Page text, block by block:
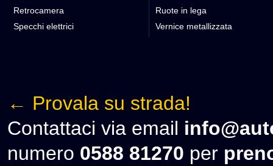
Retrocamera
Ruote in lega
Specchi elettrici
Vernice metallizzata
← Provala su strada!
Contattaci via email
numero 0588 81270 per